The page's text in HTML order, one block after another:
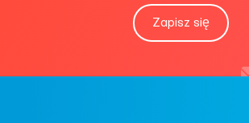
Zapisz się